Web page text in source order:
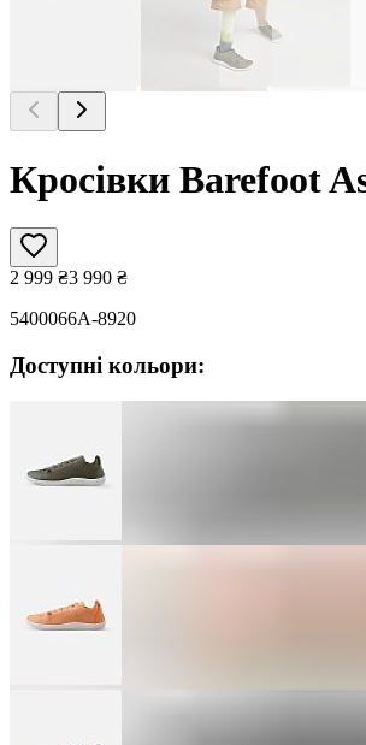
Кросівки Barefoot
2 999 ₴3 990 ₴
5400066A-8920
Доступні кольори: